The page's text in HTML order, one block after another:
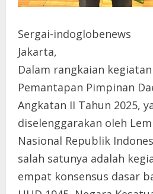
Sergai-indoglobenews
Jakarta,
Dalam rangkaian
Pemantapan Pimpinan
Angkatan II Tahun 2025,
diselenggarakan oleh
Nasional Republik
salah satunya adalah
empat konsensus dasar